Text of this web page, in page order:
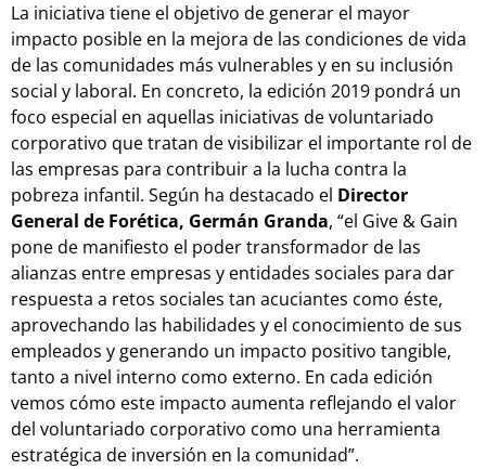
La iniciativa tiene el objetivo de generar el mayor
impacto posible en la mejora de las condiciones de vida
de las comunidades más vulnerables y en su inclusión
social y laboral. En concreto, la edición 2019 pondrá un
foco especial en aquellas iniciativas de voluntariado
corporativo que tratan de visibilizar el importante rol de
las empresas para contribuir a la lucha contra la
pobreza infantil. Según ha destacado el Director
General de Forética, Germán Granda, “el Give & Gain
pone de manifiesto el poder transformador de las
alianzas entre empresas y entidades sociales para dar
respuesta a retos sociales tan acuciantes como éste,
aprovechando las habilidades y el conocimiento de sus
empleados y generando un impacto positivo tangible,
tanto a nivel interno como externo. En cada edición
vemos cómo este impacto aumenta reflejando el valor
del voluntariado corporativo como una herramienta
estratégica de inversión en la comunidad”.